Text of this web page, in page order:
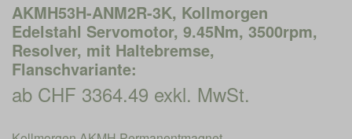
AKMH53H-ANM2R-3K, Kollmorgen
Edelstahl Servomotor, 9.45Nm, 3500rpm,
Resolver, mit Haltebremse,
Flanschvariante:
ab CHF 3364.49 exkl. MwSt.